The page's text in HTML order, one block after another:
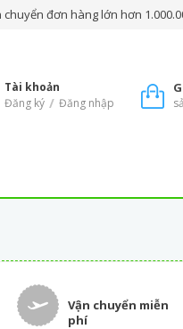
chuyển đơn hàng lớn hơn
Tài khoản
Đăng ký / Đăng nhập
Vận chuyển miễn
phí